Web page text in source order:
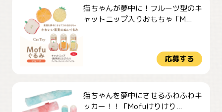
猫ちゃんが夢中に！フルーツ型のキ
ャットニップ入りおもちゃ「M...
応募する
猫ちゃんを夢中にさせるふわふわキ
ッカー！！「Mofuけりけり...